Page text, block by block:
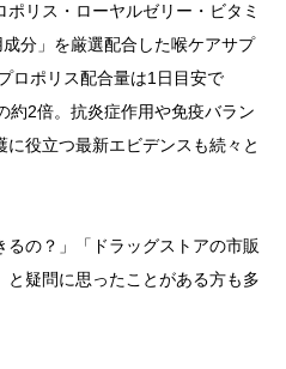
リス・ローヤルゼリー・ビタミ
分」を厳選配合した喉ケアサプ
ロポリス配合量は1日目安で
約2倍。抗炎症作用や免疫バラン
役立つ最新エビデンスも続々と
るの？」「ドラッグストアの市販
疑問に思ったことがある方も多